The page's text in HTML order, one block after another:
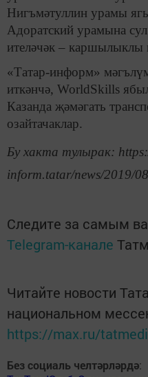
Нигъмәтуллин урамы
Адоратский урамына
ителәчәк – каршылыклы
«Татар-информ»
иткәнчә, WorldSkills
Казанда җәмәгать
озайтачаклар.
Бу хакта тулырак:
inform.tatar/news/2019/
Следите за самым
Telegram-канале
Читайте новости
национальном
https://max.ru/
Без социаль челтәрләрдә: